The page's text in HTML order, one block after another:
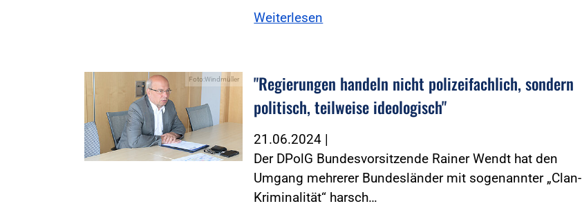
Weiterlesen
Foto:Windmüller
"Regierungen handeln nicht polizeifachlich, sondern
politisch, teilweise ideologisch"
21.06.2024 |
Der DPolG Bundesvorsitzende Rainer Wendt hat den
Umgang mehrerer Bundesländer mit sogenannter „Clan-
Kriminalität“ harsch…